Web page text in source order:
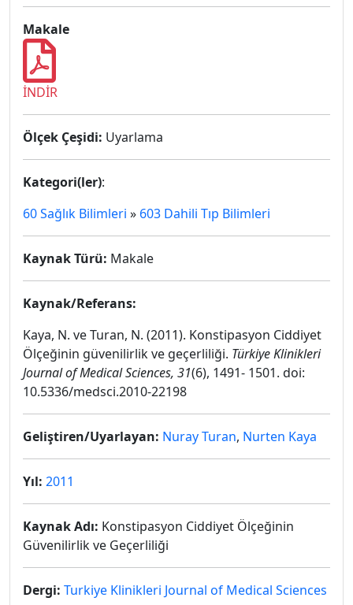
Makale
İNDİR
Ölçek Çeşidi: Uyarlama
Kategori(ler):
60 Sağlık Bilimleri » 603 Dahili Tıp Bilimleri
Kaynak Türü: Makale
Kaynak/Referans:
Kaya, N. ve Turan, N. (2011). Konstipasyon Ciddiyet
Ölçeğinin güvenilirlik ve geçerliliği. Türkiye Klinikleri
Journal of Medical Sciences, 31(6), 1491- 1501. doi:
10.5336/medsci.2010-22198
Geliştiren/Uyarlayan: Nuray Turan, Nurten Kaya
Yıl: 2011
Kaynak Adı: Konstipasyon Ciddiyet Ölçeğinin
Güvenilirlik ve Geçerliliği
Dergi: Turkiye Klinikleri Journal of Medical Sciences